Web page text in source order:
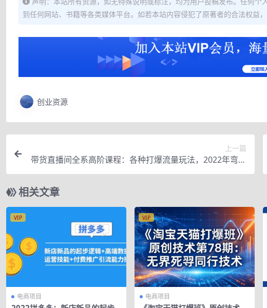
到任何网站、书籍等各类媒体平台。如若本站内容侵犯了原著者的合法权益，
创业资源
上一篇
带货直播间全系高阶课程：各种打爆流量玩法，2022年弯道
超车！
相关文章
VIP
电商项目
VIP
电商项目